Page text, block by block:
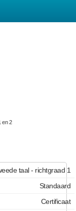
en 2
taal - richtgraad 1
Standaard
Certificaat